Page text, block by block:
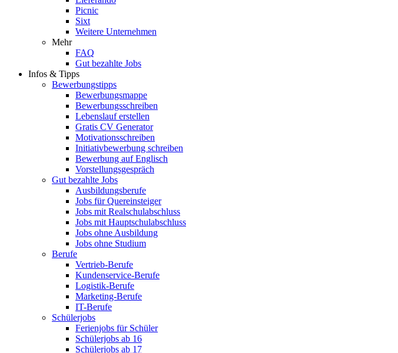
Picnic
Sixt
Weitere Unternehmen
Mehr
FAQ
Gut bezahlte Jobs
Infos & Tipps
Bewerbungstipps
Bewerbungsmappe
Bewerbungsschreiben
Lebenslauf erstellen
Gratis CV Generator
Motivationsschreiben
Initiativbewerbung schreiben
Bewerbung auf Englisch
Vorstellungsgespräch
Gut bezahlte Jobs
Ausbildungsberufe
Jobs für Quereinsteiger
Jobs mit Realschulabschluss
Jobs mit Hauptschulabschluss
Jobs ohne Ausbildung
Jobs ohne Studium
Berufe
Vertrieb-Berufe
Kundenservice-Berufe
Logistik-Berufe
Marketing-Berufe
IT-Berufe
Schülerjobs
Ferienjobs für Schüler
Schülerjobs ab 16
Schülerjobs ab 17